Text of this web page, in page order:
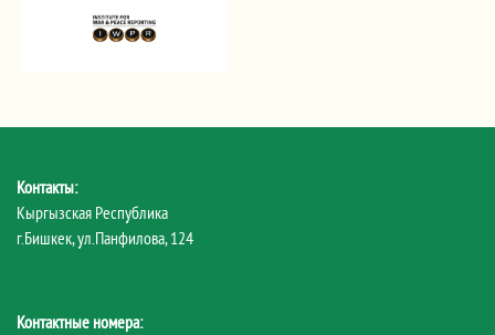
Контакты:
Кыргызская Республика
г.Бишкек, ул.Панфилова, 124
Контактные номера: